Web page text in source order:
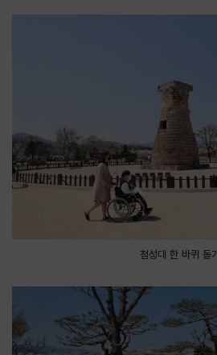
첨성대 한 바퀴 돌기